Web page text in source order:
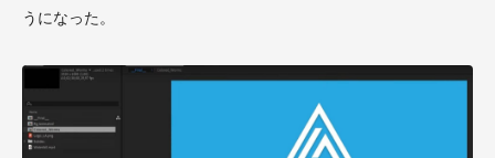
うになった。